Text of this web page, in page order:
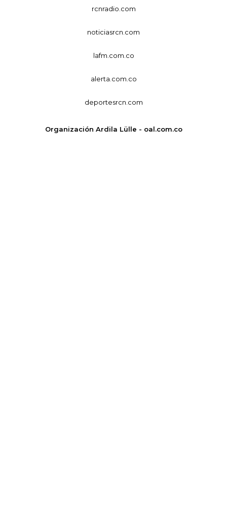
rcnradio.com
noticiasrcn.com
lafm.com.co
alerta.com.co
deportesrcn.com
Organización Ardila Lülle - oal.com.co